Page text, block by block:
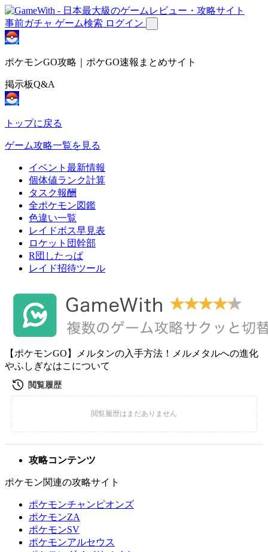
事前ガチャ ゲーム検索 ログイン
ポケモンGO攻略｜ポケGO速報まとめサイト
掲示板Q&A
トップに戻る
ゲーム攻略一覧を見る
イベント最新情報
個体値ランク計算
タスク報酬
全ポケモン図鑑
色違い一覧
レイドボス早見表
ロケット団幹部
R団したっぱ
レイド招待ツール
【ポケモンGO】メルタンの入手方法！メルメタルへの進化
やふしぎなはこについて
攻略コンテンツ
ポケモン関連の攻略サイト
ポケモンチャンピオンズ
ポケモンZA
ポケモンSV
ポケモンアルセウス